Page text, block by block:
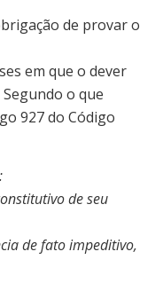
de provar o
em que o dever
o que
927 do Código
de seu
de fato impeditivo,